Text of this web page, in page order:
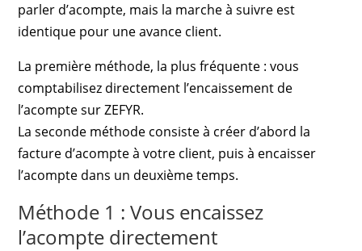
parler d’acompte, mais la marche à suivre est
identique pour une avance client.
La première méthode, la plus fréquente : vous
comptabilisez directement l’encaissement de
l’acompte sur ZEFYR.
La seconde méthode consiste à créer d’abord la
facture d’acompte à votre client, puis à encaisser
l’acompte dans un deuxième temps.
Méthode 1 : Vous encaissez
l’acompte directement